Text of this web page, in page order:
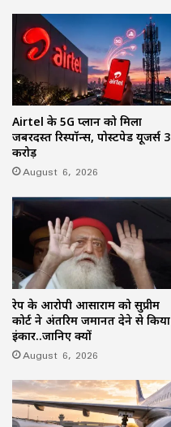
Airtel के 5G प्लान को मिला
जबरदस्त रिस्पॉन्स, पोस्टपेड यूजर्स 3
करोड़
August 6, 2026
रेप के आरोपी आसाराम को सुप्रीम
कोर्ट ने अंतरिम जमानत देने से किया
इंकार..जानिए क्यों
August 6, 2026